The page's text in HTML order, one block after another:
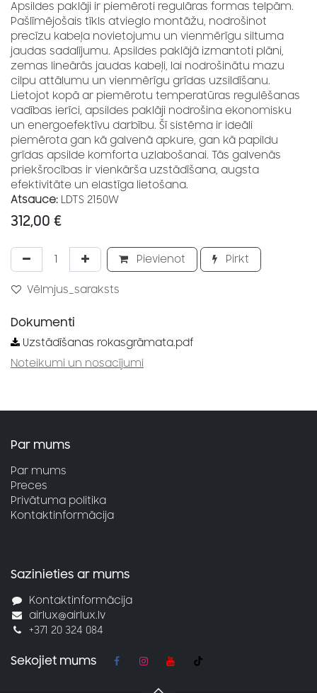
Apsildes paklāji ir piemēroti regulāras formas telpām.
Pašlīmējošais tīkls atvieglo montāžu, nodrošinot
precīzu kabeļa novietojumu un vienmērīgu siltuma
jaudas sadalījumu. Apsildes paklājā izmantoti plāni,
zemas lineārās jaudas kabeļi, lai nodrošinātu mazu
cilpu attālumu un vienmērīgu grīdas uzsildīšanu.
Lietojot kopā ar piemērotu temperatūras regulēšanas
vadības ierīci, apsildes paklāji nodrošina ekonomisku
un energoefektīvu darbību. Šī sistēma ir ideāli
piemērota gan kā galvenā apkure, gan kā papildu
grīdas apsilde komforta uzlabošanai. Tās galvenās
priekšrocības ir vienkārša uzstādīšana, augsta
efektivitāte un elastīga lietošana.
Atsauce: LDTS 2150W
312,00 €
Pievienot Pirkt
Vēlmjus_saraksts
Dokumenti
Uzstādīšanas rokasgrāmata.pdf
Noteikumi un nosacījumi
Par mums
Par mums
Preces
Privātuma politika
Kontaktinformācija
Sazinieties ar mums
Kontaktinformācija
airlux@airlux.lv
+371 20 324 084
Sekojiet mums